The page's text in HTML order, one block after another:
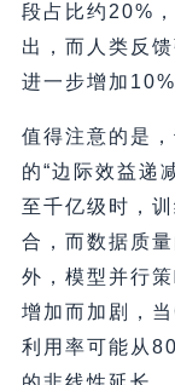
段占比约20%
出，而人类反
进一步增加
值得注意的是
的“边际效益递
至千亿级时，
合，而数据质
外，模型并行
增加而加剧，
利用率可能从